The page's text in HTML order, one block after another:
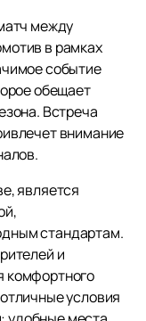
между
в рамках
событие
обещает
Встреча
внимание
является
стандартам.
и
комфортного
условия